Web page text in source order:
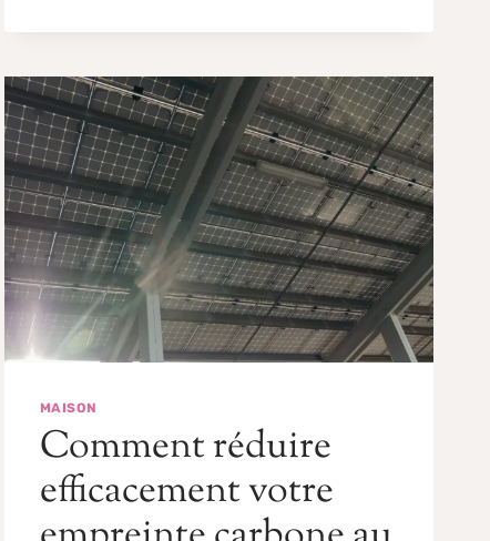
MAISON
Comment réduire
efficacement votre